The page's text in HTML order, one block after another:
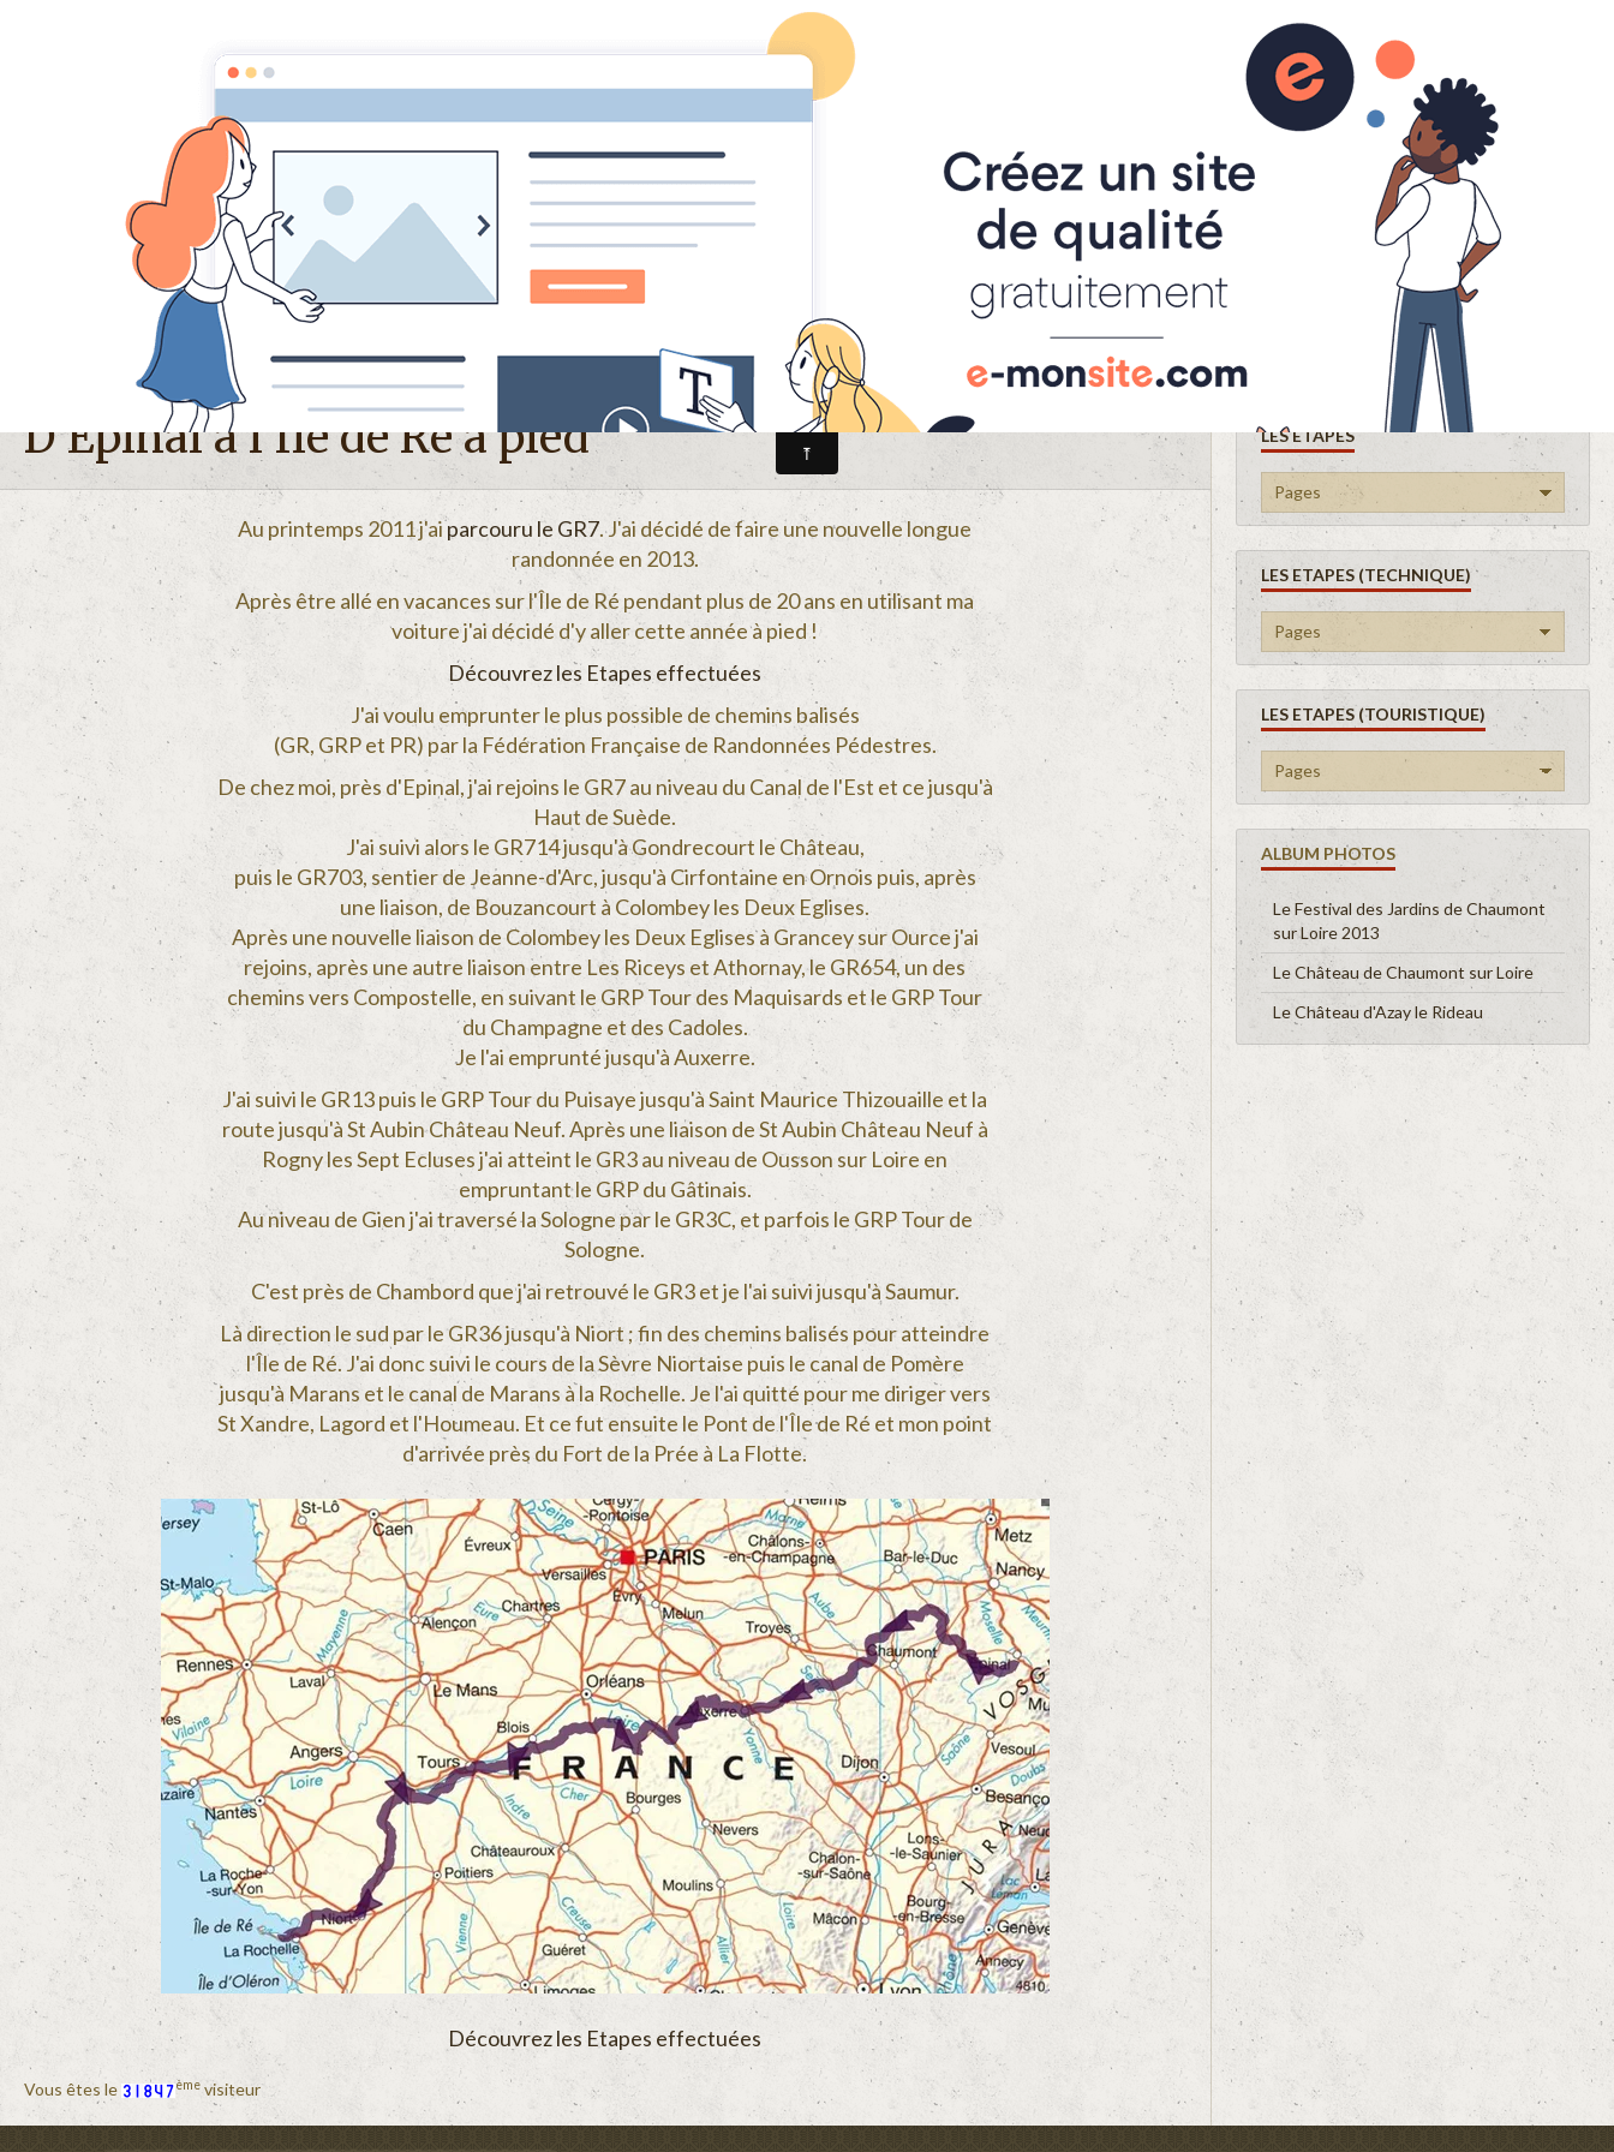
Livre d'or
D'Epinal à l'Île de Ré à pied
Au printemps 2011 j'aiparcouru le GR7. J'ai décidé de faire une nouvelle longue
randonnée en 2013.
Après être allé en vacances sur l'Île de Ré pendant plus de 20 ans en utilisant ma
voiture j'ai décidé d'y aller cette année à pied !
Découvrez les Etapes effectuées
J'ai voulu emprunter le plus possible de chemins balisés
(GR, GRP et PR) par la Fédération Française de Randonnées Pédestres.
De chez moi, près d'Epinal, j'ai rejoins le GR7 au niveau du Canal de l'Est et ce jusqu'à
Haut de Suède.
J'ai suivi alors le GR714 jusqu'à Gondrecourt le Château,
puis le GR703, sentier de Jeanne-d'Arc, jusqu'à Cirfontaine en Ornois puis, après
une liaison, de Bouzancourt à Colombey les Deux Eglises.
Après une nouvelle liaison de Colombey les Deux Eglises à Grancey sur Ource j'ai
rejoins, après une autre liaison entre Les Riceys et Athornay, le GR654, un des
chemins vers Compostelle, en suivant le GRP Tour des Maquisards et le GRP Tour
du Champagne et des Cadoles.
Je l'ai emprunté jusqu'à Auxerre.
J'ai suivi le GR13 puis le GRP Tour du Puisaye jusqu'à Saint Maurice Thizouaille et la
route jusqu'à St Aubin Château Neuf. Après une liaison de St Aubin Château Neuf à
Rogny les Sept Ecluses j'ai atteint le GR3 au niveau de Ousson sur Loire en
empruntant le GRP du Gâtinais.
Au niveau de Gien j'ai traversé la Sologne par le GR3C, et parfois le GRP Tour de
Sologne.
C'est près de Chambord que j'ai retrouvé le GR3 et je l'ai suivi jusqu'à Saumur.
Là direction le sud par le GR36 jusqu'à Niort ; fin des chemins balisés pour atteindre
l'Île de Ré. J'ai donc suivi le cours de la Sèvre Niortaise puis le canal de Pomère
jusqu'à Marans et le canal de Marans à la Rochelle. Je l'ai quitté pour me diriger vers
St Xandre, Lagord et l'Houmeau. Et ce fut ensuite le Pont de l'Île de Ré et mon point
d'arrivée près du Fort de la Prée à La Flotte.
Découvrez les Etapes effectuées
Vous êtes le ème visiteur
LES ETAPES
LES ETAPES (TECHNIQUE)
LES ETAPES (TOURISTIQUE)
ALBUM PHOTOS
Le Festival des Jardins de Chaumont
sur Loire 2013
Le Château de Chaumont sur Loire
Le Château d'Azay le Rideau